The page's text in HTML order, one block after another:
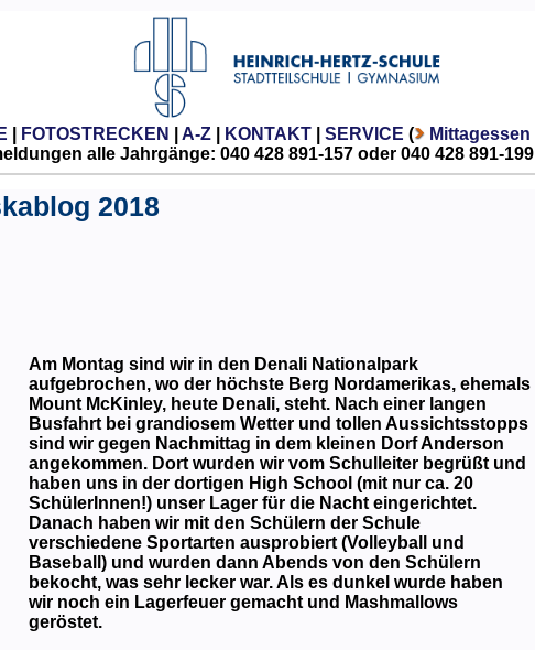
FOTOSTRECKEN A-Z| KONTAKT| SERVICE ( Mittagessen
alle Jahrgänge: 040 428 891-157 oder 040 428 891-199
2018
Am Montag sind wir in den Denali Nationalpark
aufgebrochen, wo der höchste Berg Nordamerikas, ehemals
Mount McKinley, heute Denali, steht. Nach einer langen
Busfahrt bei grandiosem Wetter und tollen Aussichtsstopps
sind wir gegen Nachmittag in dem kleinen Dorf Anderson
angekommen. Dort wurden wir vom Schulleiter begrüßt und
haben uns in der dortigen High School (mit nur ca. 20
SchülerInnen!) unser Lager für die Nacht eingerichtet.
Danach haben wir mit den Schülern der Schule
verschiedene Sportarten ausprobiert (Volleyball und
Baseball) und wurden dann Abends von den Schülern
bekocht, was sehr lecker war. Als es dunkel wurde haben
wir noch ein Lagerfeuer gemacht und Mashmallows
geröstet.